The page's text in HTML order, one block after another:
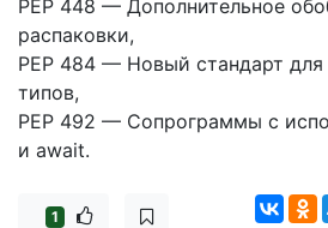
PEP 448 — Дополнительное
распаковки,
PEP 484 — Новый стандарт для
типов,
PEP 492 — Сопрограммы с
и await.
1